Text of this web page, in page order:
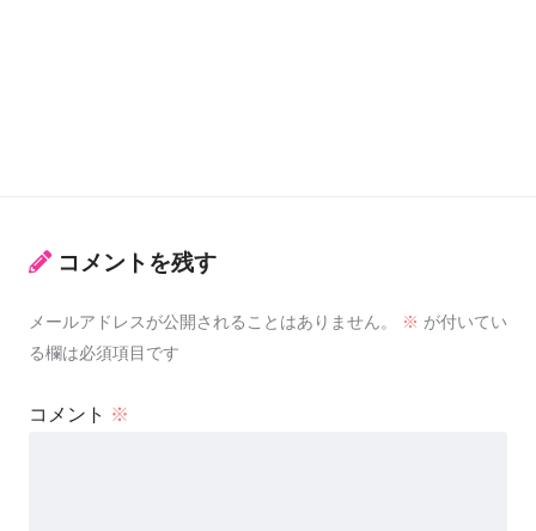
コメントを残す
メールアドレスが公開されることはありません。 ※ が付いてい
る欄は必須項目です
コメント ※